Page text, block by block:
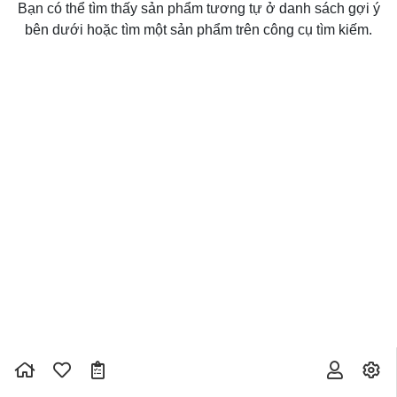
Bạn có thể tìm thấy sản phẩm tương tự ở danh sách gợi ý
bên dưới hoặc tìm một sản phẩm trên công cụ tìm kiếm.